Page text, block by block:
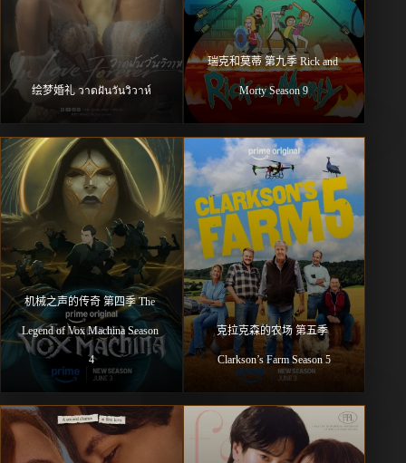
绘梦婚礼 วาดฝันวันวิวาห์
瑞克和莫蒂 第九季 Rick and
Morty Season 9
机械之声的传奇 第四季 The
Legend of Vox Machina Season
4
克拉克森的农场 第五季
Clarkson’s Farm Season 5